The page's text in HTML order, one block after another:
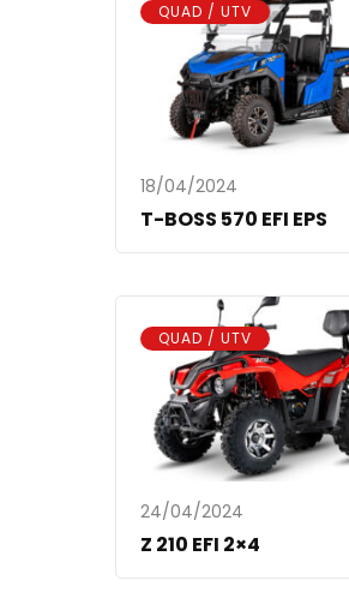
QUAD / UTV
18/04/2024
T-BOSS 570 EFI EPS
QUAD / UTV
24/04/2024
Z 210 EFI 2×4